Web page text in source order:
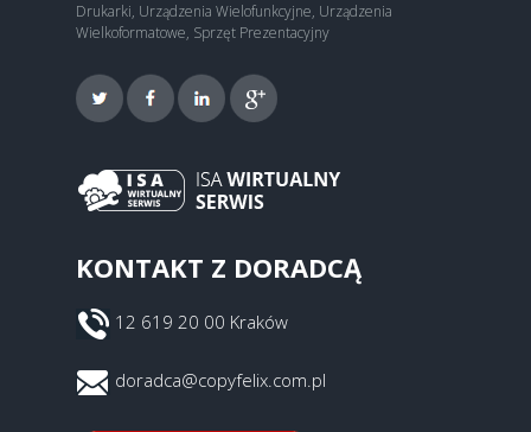
Drukarki, Urządzenia Wielofunkcyjne, Urządzenia
Wielkoformatowe, Sprzęt Prezentacyjny
KONTAKT Z DORADCĄ
12 619 20 00 Kraków
doradca@copyfelix.com.pl